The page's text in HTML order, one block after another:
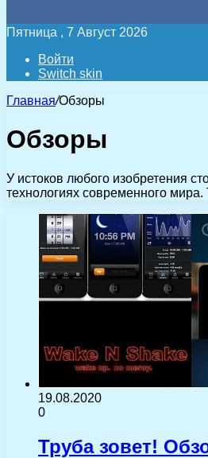
Пятница , 7 Август 2026
Войти
Switch skin
Главная/Обзоры
Обзоры
У истоков любого изобретения
технологиях современного
19.08.2020
0
Труба зовет!